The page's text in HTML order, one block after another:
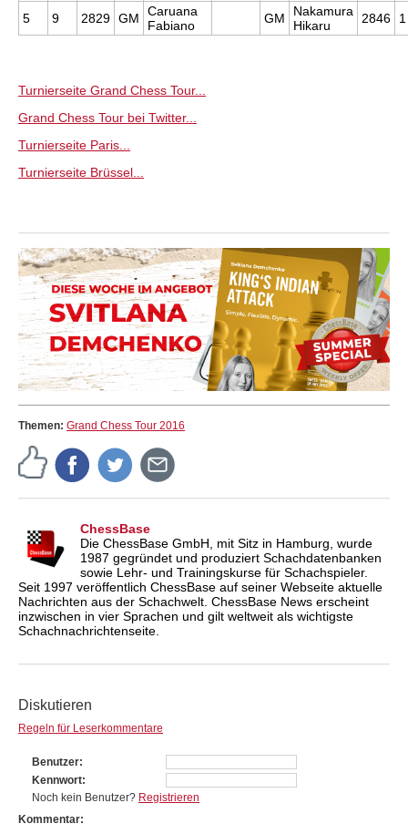
5 9 2829 GM
Caruana
Fabiano
GM
Nakamura
Hikaru
2846 1
Turnierseite Grand Chess Tour...
Grand Chess Tour bei Twitter...
Turnierseite Paris...
Turnierseite Brüssel...
Themen: Grand Chess Tour 2016
ChessBase
Die ChessBase GmbH, mit Sitz in Hamburg, wurde
1987 gegründet und produziert Schachdatenbanken
sowie Lehr- und Trainingskurse für Schachspieler.
Seit 1997 veröffentlich ChessBase auf seiner Webseite aktuelle
Nachrichten aus der Schachwelt. ChessBase News erscheint
inzwischen in vier Sprachen und gilt weltweit als wichtigste
Schachnachrichtenseite.
Diskutieren
Regeln für Leserkommentare
Benutzer
Kennwort
Noch kein Benutzer? Registrieren
Kommentar